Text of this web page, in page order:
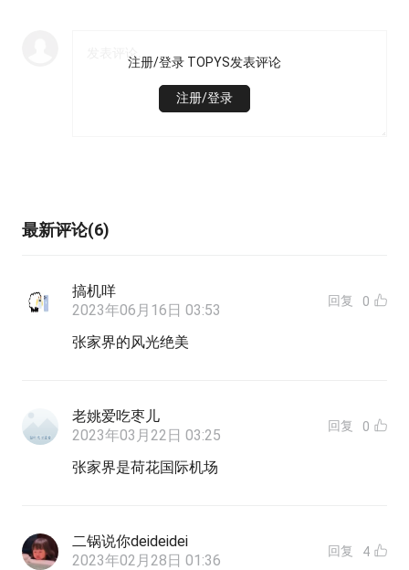
注册/登录 TOPYS发表评论
注册/登录
最新评论(6)
搞机咩
2023年06月16日 03:53
回复 0
张家界的风光绝美
老姚爱吃枣儿
2023年03月22日 03:25
回复 0
张家界是荷花国际机场
二锅说你deideidei
2023年02月28日 01:36
回复 4